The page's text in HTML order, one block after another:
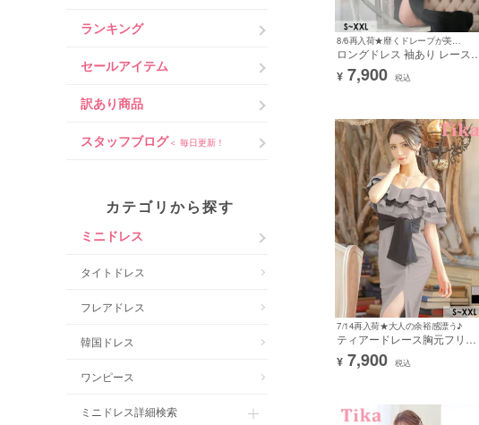
ランキング
セールアイテム
訳あり商品
スタッフブログ＜ 毎日更新！
カテゴリから探す
ミニドレス
タイトドレス
フレアドレス
韓国ドレス
ワンピース
ミニドレス詳細検索
8/6再入荷★靡くドレープが美しい☆
ロングドレス 袖あり レース
大人 モノトーン 五分袖 スリ
ット 胸元カバー ハイネックリ
[tk-ld20119]
¥ 7,900 税込
7/14再入荷★大人の余裕感漂う♪
ティアードレース胸元フリル
肩出し 二の腕カバーバイカラ
ー 胸元カバー タイトロングド
¥ 7,900 税込